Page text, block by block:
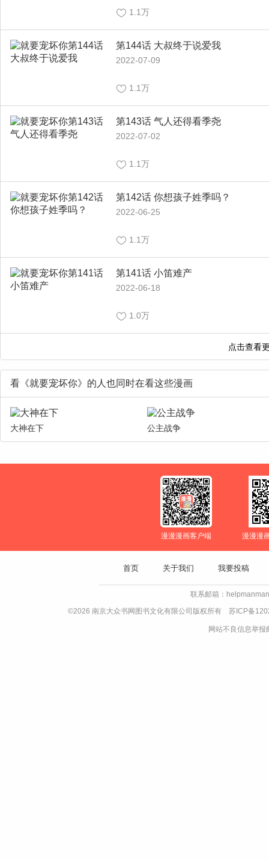
1.1万
第144话 大叔终于说爱我
2022-07-09
1.1万
第143话 气人还得看季尧
2022-07-02
1.1万
第142话 你想孩子姓季吗？
2022-06-25
1.1万
第141话 小笛难产
2022-06-18
1.0万
看《就要宠坏你》的人也同时在看这些漫画
大神在下 公主战争
漫漫漫画客户端 漫漫漫
首页 关于我们 我要投稿
联系邮箱：
©2026 南京大众书网图书文化有限公司版权所有 苏ICP备
网站不良信息举